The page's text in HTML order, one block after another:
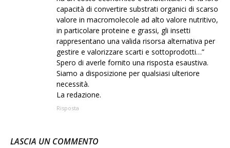
capacità di convertire substrati organici di scarso
valore in macromolecole ad alto valore nutritivo,
in particolare proteine e grassi, gli insetti
rappresentano una valida risorsa alternativa per
gestire e valorizzare scarti e sottoprodotti…”
Spero di averle fornito una risposta esaustiva.
Siamo a disposizione per qualsiasi ulteriore
necessità.
La redazione.
Risposta
LASCIA UN COMMENTO